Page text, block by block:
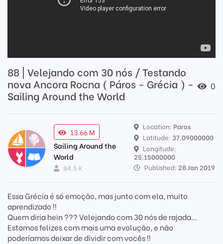
88 | Velejando com 30 nós / Testando
nova Ancora Rocna ( Páros - Grécia ) -
Sailing Around the World
0
13.66 M
Sailing Around the
World
84.5 K
Location: Paros
Latitude: 37.09000000
Longitude:
25.15000000
Published: 28 Jan 2019
Essa Grécia é só emoção, mas junto com ela, muito
aprendizado !!
Quem diria hein ??? Velejando com 30 nós de rajada...
Estamos felizes com mais uma evolução, e não
poderíamos deixar de dividir com vocês !!